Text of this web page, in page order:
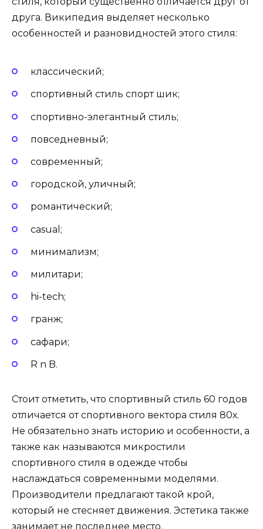
друга. Википедия выделяет несколько
особенностей и разновидностей этого стиля:
классический;
спортивный стиль спорт шик;
спортивно-элегантный стиль;
повседневный;
современный;
городской, уличный;
романтический;
casual;
минимализм;
милитари;
hi-tech;
гранж;
сафари;
R n B.
Стоит отметить, что спортивный стиль 60 годов
отличается от спортивного вектора стиля 80х.
Не обязательно знать историю и особенности, а
также как называются микростили
спортивного стиля в одежде чтобы
наслаждаться современными моделями.
Производители предлагают такой крой,
который не стесняет движения. Эстетика также
занимает не последнее место.